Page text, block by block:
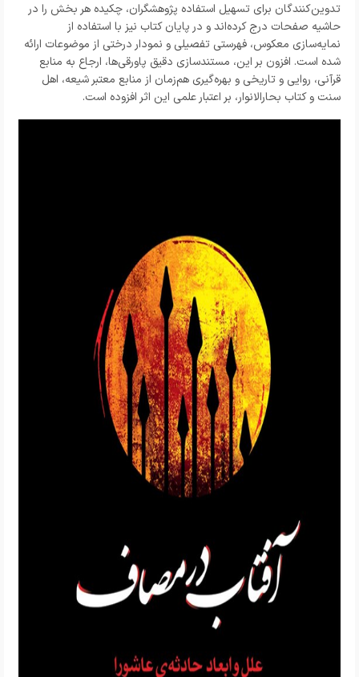
تدوین‌کنندگان برای تسهیل استفاده پژوهشگران، چکیده هر بخش را در
حاشیه صفحات درج کرده‌اند و در پایان کتاب نیز با استفاده از
نمایه‌سازی معکوس، فهرستی تفصیلی و نمودار درختی از موضوعات ارائه
شده است. افزون بر این، مستندسازی دقیق پاورقی‌ها، ارجاع به منابع
قرآنی، روایی و تاریخی و بهره‌گیری هم‌زمان از منابع معتبر شیعه، اهل
سنت و کتاب بحارالانوار، بر اعتبار علمی این اثر افزوده است.